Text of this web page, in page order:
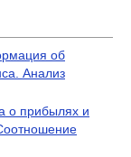
об
Анализ
о прибылях и